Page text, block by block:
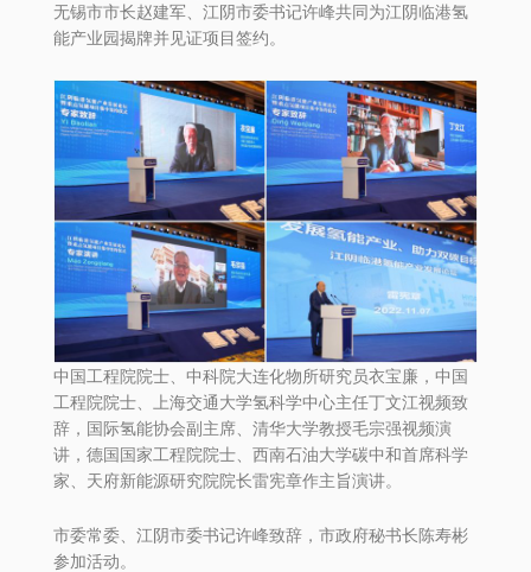
无锡市市长赵建军、江阴市委书记许峰共同为江阴临港氢
能产业园揭牌并见证项目签约。
中国工程院院士、中科院大连化物所研究员衣宝廉，中国
工程院院士、上海交通大学氢科学中心主任丁文江视频致
辞，国际氢能协会副主席、清华大学教授毛宗强视频演
讲，德国国家工程院院士、西南石油大学碳中和首席科学
家、天府新能源研究院院长雷宪章作主旨演讲。
市委常委、江阴市委书记许峰致辞，市政府秘书长陈寿彬
参加活动。